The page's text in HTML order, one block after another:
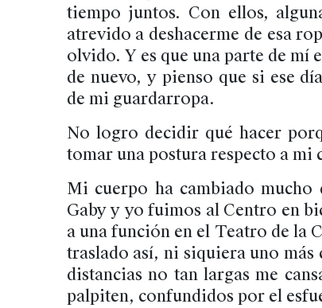
tiempo juntos. Con ellos,
atrevido a deshacerme de esa
olvido. Y es que una parte de mí
de nuevo, y pienso que si ese
de mi guardarropa.
No logro decidir qué hacer
tomar una postura respecto a
Mi cuerpo ha cambiado mucho
Gaby y yo fuimos al Centro en
a una función en el Teatro de la
traslado así, ni siquiera uno
distancias no tan largas me
palpiten, confundidos por el